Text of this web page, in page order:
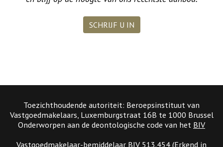
SCHRIJF U IN
Toezichthoudende autoriteit: Beroepsinstituut van
Vastgoedmakelaars, Luxemburgstraat 16B te 1000 Brussel
Onderworpen aan de deontologische code van het BIV
Vastgoedmakelaar-bemiddelaar BIV 513.454 (Erkend in